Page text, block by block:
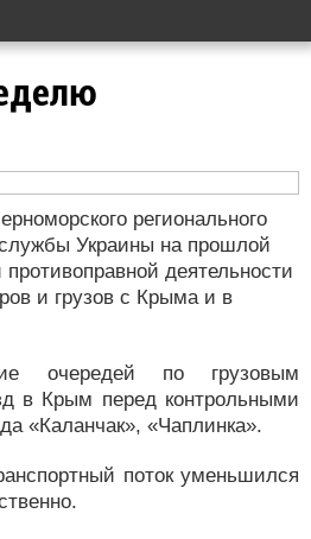
регионального
Украины на прошлой
деятельности
и грузов с Крыма и в
очередей по грузовым
в Крым перед контрольными
«Каланчак», «Чаплинка».
поток уменьшился